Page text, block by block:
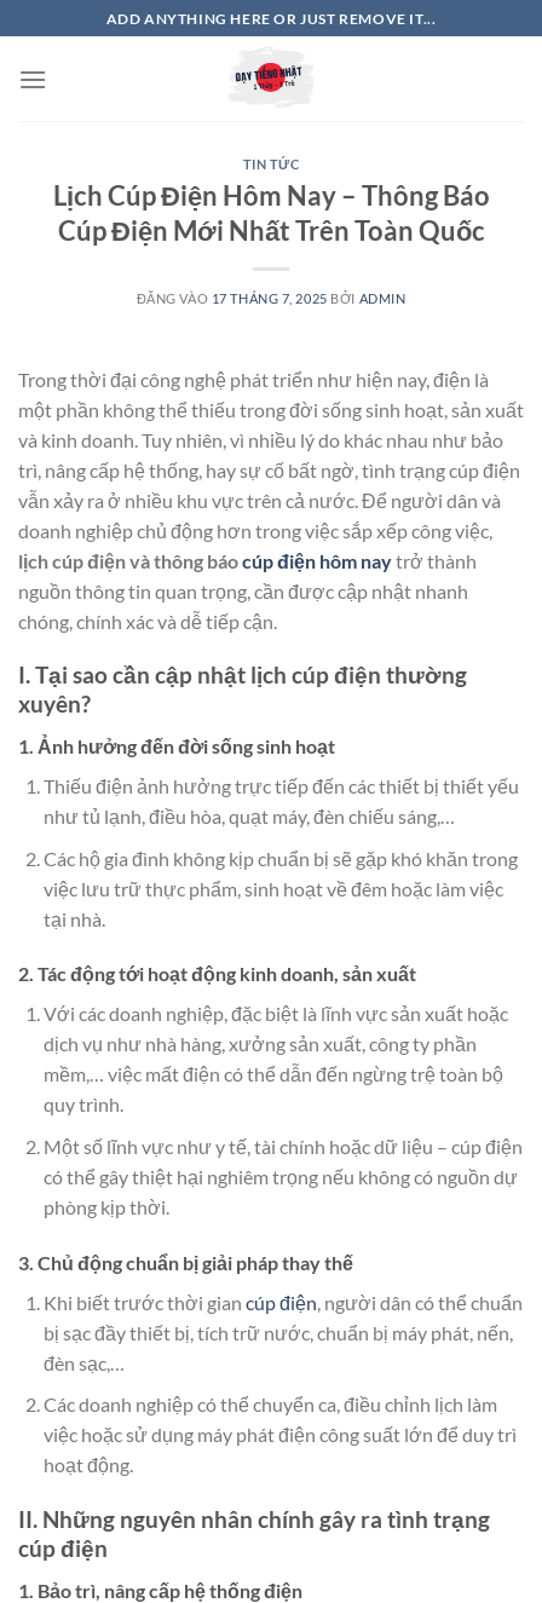
qua
nội
ADD ANYTHING HERE OR JUST REMOVE IT...
TIN TỨC
Lịch Cúp Điện Hôm Nay – Thông Báo
Cúp Điện Mới Nhất Trên Toàn Quốc
ĐĂNG VÀO 17 THÁNG 7, 2025 BỞI ADMIN
Trong thời đại công nghệ phát triển như hiện nay, điện là
một phần không thể thiếu trong đời sống sinh hoạt, sản xuất
và kinh doanh. Tuy nhiên, vì nhiều lý do khác nhau như bảo
trì, nâng cấp hệ thống, hay sự cố bất ngờ, tình trạng cúp điện
vẫn xảy ra ở nhiều khu vực trên cả nước. Để người dân và
doanh nghiệp chủ động hơn trong việc sắp xếp công việc,
lịch cúp điện và thông báocúp điện hôm naytrở thành
nguồn thông tin quan trọng, cần được cập nhật nhanh
chóng, chính xác và dễ tiếp cận.
I. Tại sao cần cập nhật lịch cúp điện thường
xuyên?
1. Ảnh hưởng đến đời sống sinh hoạt
Thiếu điện ảnh hưởng trực tiếp đến các thiết bị thiết yếu
như tủ lạnh, điều hòa, quạt máy, đèn chiếu sáng,…
Các hộ gia đình không kịp chuẩn bị sẽ gặp khó khăn trong
việc lưu trữ thực phẩm, sinh hoạt về đêm hoặc làm việc
tại nhà.
2. Tác động tới hoạt động kinh doanh, sản xuất
Với các doanh nghiệp, đặc biệt là lĩnh vực sản xuất hoặc
dịch vụ như nhà hàng, xưởng sản xuất, công ty phần
mềm,… việc mất điện có thể dẫn đến ngừng trệ toàn bộ
quy trình.
Một số lĩnh vực như y tế, tài chính hoặc dữ liệu – cúp điện
có thể gây thiệt hại nghiêm trọng nếu không có nguồn dự
phòng kịp thời.
3. Chủ động chuẩn bị giải pháp thay thế
Khi biết trước thời gian cúp điện , người dân có thể chuẩn
bị sạc đầy thiết bị, tích trữ nước, chuẩn bị máy phát, nến,
đèn sạc,…
Các doanh nghiệp có thể chuyển ca, điều chỉnh lịch làm
việc hoặc sử dụng máy phát điện công suất lớn để duy trì
hoạt động.
II. Những nguyên nhân chính gây ra tình trạng
cúp điện
1. Bảo trì, nâng cấp hệ thống điện